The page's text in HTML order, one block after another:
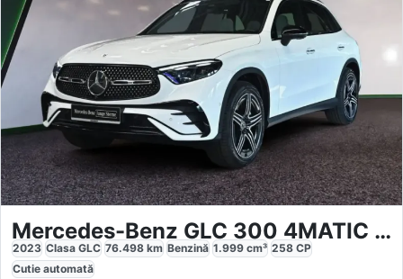
Mercedes-Benz GLC 300 4MATIC AMG Premium Night
2023 Clasa GLC 76.498 km Benzină 1.999 cm³ 258 CP
Cutie automată